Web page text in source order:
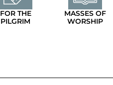
FOR THE
PILGRIM
MASSES OF
WORSHIP